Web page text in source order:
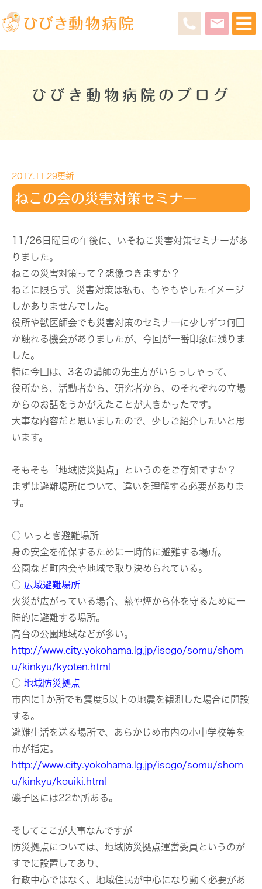
ひびき動物病院のブログ
2017.11.29更新
ねこの会の災害対策セミナー
11/26日曜日の午後に、いそねこ災害対策セミナーがあ
りました。
ねこの災害対策って？想像つきますか？
ねこに限らず、災害対策は私も、もやもやしたイメージ
しかありませんでした。
役所や獣医師会でも災害対策のセミナーに少しずつ何回
か触れる機会がありましたが、今回が一番印象に残りま
した。
特に今回は、3名の講師の先生方がいらっしゃって、
役所から、活動者から、研究者から、のそれぞれの立場
からのお話をうかがえたことが大きかったです。
大事な内容だと思いましたので、少しご紹介したいと思
います。
そもそも「地域防災拠点」というのをご存知ですか？
まずは避難場所について、違いを理解する必要がありま
す。
○ いっとき避難場所
身の安全を確保するために一時的に避難する場所。
公園など町内会や地域で取り決められている。
○ 広域避難場所
火災が広がっている場合、熱や煙から体を守るために一
時的に避難する場所。
高台の公園地域などが多い。
http://www.city.yokohama.lg.jp/isogo/somu/shom
u/kinkyu/kyoten.html
○ 地域防災拠点
市内に1か所でも震度5以上の地震を観測した場合に開設
する。
避難生活を送る場所で、あらかじめ市内の小中学校等を
市が指定。
http://www.city.yokohama.lg.jp/isogo/somu/shom
u/kinkyu/kouiki.html
磯子区には22か所ある。
そしてここが大事なんですが
防災拠点については、地域防災拠点運営委員というのが
すでに設置してあり、
行政中心ではなく、 地域住民が中心になり動く必要があ